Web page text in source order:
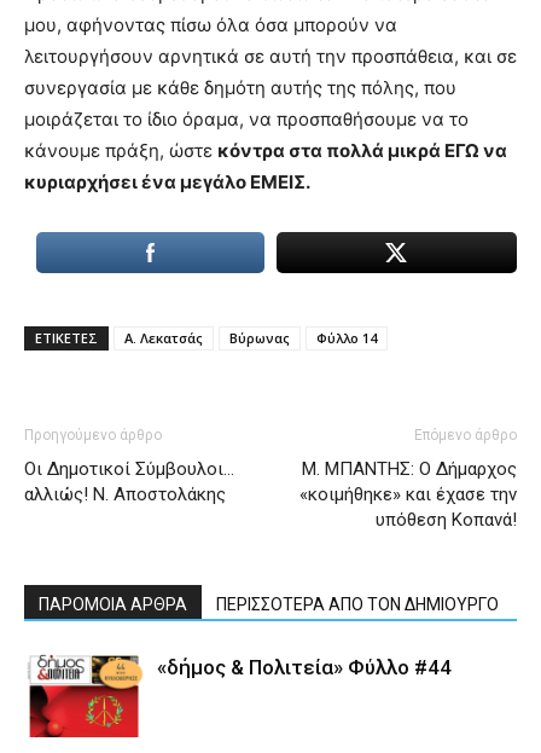
μου, αφήνοντας πίσω όλα όσα μπορούν να
λειτουργήσουν αρνητικά σε αυτή την προσπάθεια, και σε
συνεργασία με κάθε δημότη αυτής της πόλης, που
μοιράζεται το ίδιο όραμα, να προσπαθήσουμε να το
κάνουμε πράξη, ώστε κόντρα στα πολλά μικρά ΕΓΩ να
κυριαρχήσει ένα μεγάλο ΕΜΕΙΣ.
ΕΤΙΚΕΤΕΣ Α. Λεκατσάς Βύρωνας Φύλλο 14
Προηγούμενο άρθρο
Οι Δημοτικοί Σύμβουλοι…
αλλιώς! Ν. Αποστολάκης
Επόμενο άρθρο
Μ. ΜΠΑΝΤΗΣ: Ο Δήμαρχος
«κοιμήθηκε» και έχασε την
υπόθεση Κοπανά!
ΠΑΡΟΜΟΙΑ ΑΡΘΡΑ ΠΕΡΙΣΣΟΤΕΡΑ ΑΠΟ ΤΟΝ ΔΗΜΙΟΥΡΓΟ
«δήμος & Πολιτεία» Φύλλο #44